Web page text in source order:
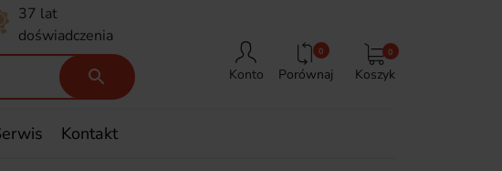
37 lat
doświadczenia
 Konto
0
Porównaj Koszyk
0
Kontakt